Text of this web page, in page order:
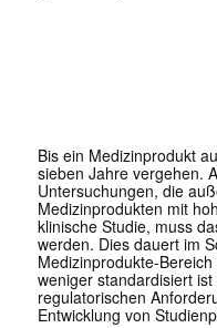
Bis ein Medizinprodukt
sieben Jahre vergehen.
Untersuchungen, die
Medizinprodukten mit
klinische Studie, muss
werden. Dies dauert im
Medizinprodukte-
weniger standardisiert
regulatorischen
Entwicklung von